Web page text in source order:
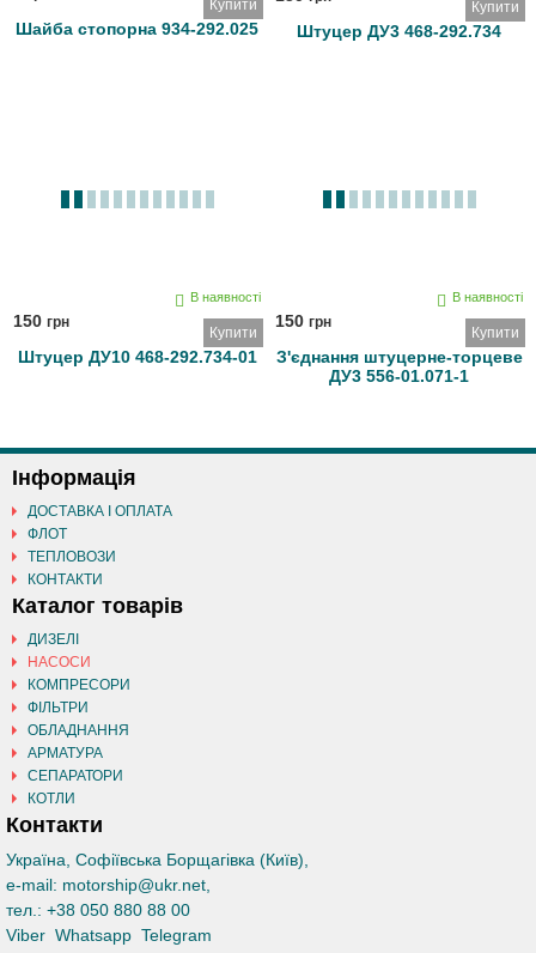
Купити
Шайба стопорна 934-292.025
Купити
Штуцер ДУ3 468-292.734
В наявності
150 грн
Купити
Штуцер ДУ10 468-292.734-01
В наявності
150 грн
Купити
З'єднання штуцерне-торцеве
ДУ3 556-01.071-1
Інформація
ДОСТАВКА І ОПЛАТА
ФЛОТ
ТЕПЛОВОЗИ
КОНТАКТИ
Каталог товарів
ДИЗЕЛІ
НАСОСИ
КОМПРЕСОРИ
ФІЛЬТРИ
ОБЛАДНАННЯ
АРМАТУРА
СЕПАРАТОРИ
КОТЛИ
Контакти
Україна, Софіївська Борщагівка (Київ)
e-mail: motorship@ukr.net
тел.: +38 050 880 88 00
Viber Whatsapp Telegram